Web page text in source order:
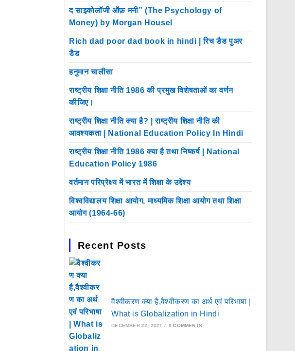
द साइकोलॉजी ऑफ़ मनी” (The Psychology of
Money) by Morgan Housel
Rich dad poor dad book in hindi | रिच डैड पुअर
डैड
हनुमान चालीसा
राष्ट्रीय शिक्षा नीति 1986 की प्रमुख विशेषताओं का वर्णन
कीजिए।
राष्ट्रीय शिक्षा नीति क्या है? | राष्ट्रीय शिक्षा नीति की
आवश्यकता | National Education Policy In Hindi
राष्ट्रीय शिक्षा नीति 1986 क्या है तथा निष्कर्ष | National
Education Policy 1986
वर्तमान परिप्रेक्ष्य में भारत में शिक्षा के उद्देश्य
विश्वविद्यालय शिक्षा आयोग, माध्यमिक शिक्षा आयोग तथा शिक्षा
आयोग (1964-66)
Recent Posts
वैश्वीकरण क्या है,वैश्वीकरण का अर्थ एवं परिभाषा |
What is Globalization in Hindi
DECEMBER 22, 2021 / 0 COMMENTS